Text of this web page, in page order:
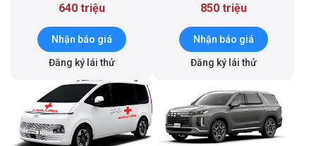
640 triệu
Nhận báo giá
Đăng ký lái thử
850 triệu
Nhận báo giá
Đăng ký lái thử